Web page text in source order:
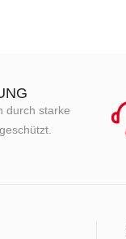
durch starke